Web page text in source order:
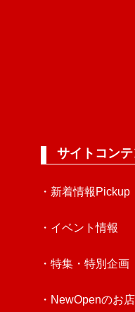
サイトコン
・新着情報Pickup
・イベント情報
・特集・特別企画
・NewOpenのお店